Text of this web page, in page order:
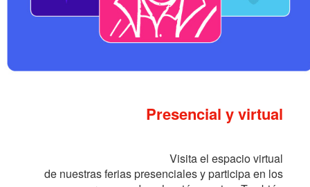
Presencial y virtual
Visita el espacio virtual
de nuestras ferias presenciales y participa en los